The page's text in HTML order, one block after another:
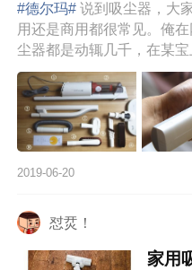
#德尔玛# 说到吸尘器，大
用还是商用都很常见。俺
尘器都是动辄几千，在某
好？哦！有了，上小...
2019-06-20
怼烎！
家用